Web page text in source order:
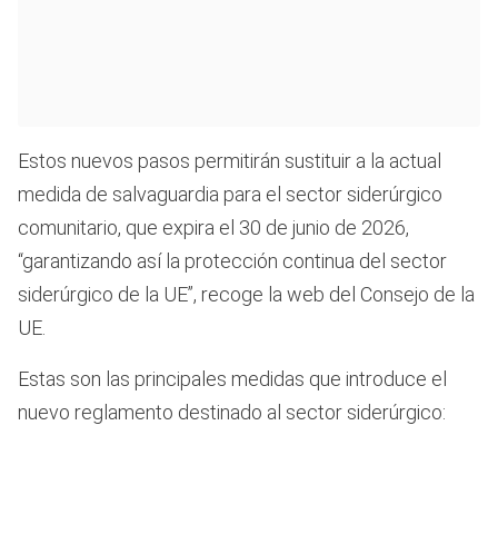
Estos nuevos pasos permitirán sustituir a la actual
medida de salvaguardia para el sector siderúrgico
comunitario, que expira el 30 de junio de 2026,
“garantizando así la protección continua del sector
siderúrgico de la UE”, recoge la web del Consejo de la
UE.
Estas son las principales medidas que introduce el
nuevo reglamento destinado al sector siderúrgico: